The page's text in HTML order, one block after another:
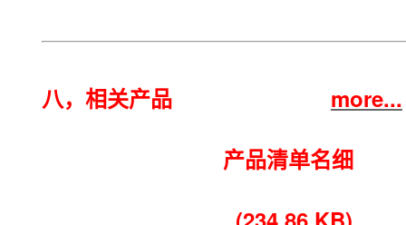
八， 相关产品 more...
产品清单名细